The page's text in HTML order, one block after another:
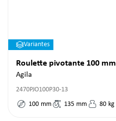
Variantes
Roulette pivotante 100 mm
Agila
2470PJO100P30-13
100 mm 135 mm 80 kg